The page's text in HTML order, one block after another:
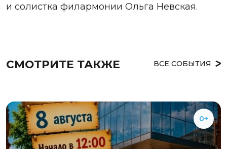
и солистка филармонии Ольга Невская.
СМОТРИТЕ ТАКЖЕ ВСЕ СОБЫТИЯ
0+